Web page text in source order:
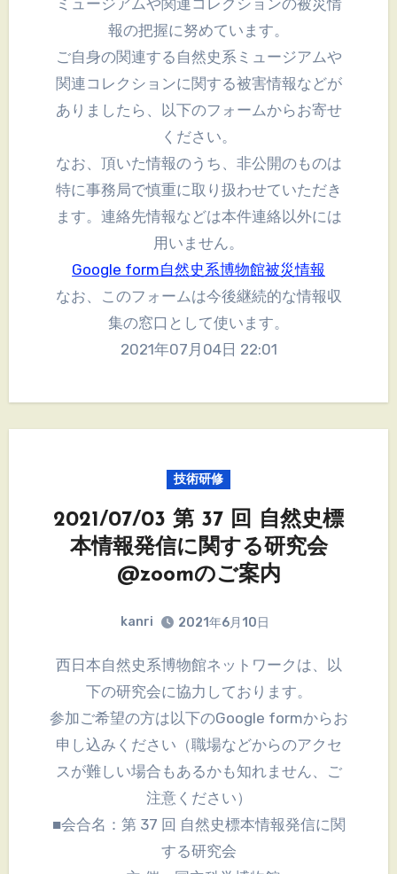
ミュージアムや関連コレクションの被災情
報の把握に努めています。
ご自身の関連する自然史系ミュージアムや
関連コレクションに関する被害情報などが
ありましたら、以下のフォームからお寄せ
ください。
なお、頂いた情報のうち、非公開のものは
特に事務局で慎重に取り扱わせていただき
ます。連絡先情報などは本件連絡以外には
用いません。
Google form自然史系博物館被災情報
なお、このフォームは今後継続的な情報収
集の窓口として使います。
2021年07月04日 22:01
技術研修
2021/07/03 第 37 回 自然史標
本情報発信に関する研究会
@zoomのご案内
kanri 2021年6月10日
西日本自然史系博物館ネットワークは、以
下の研究会に協力しております。
参加ご希望の方は以下のGoogle formからお
申し込みください（職場などからのアクセ
スが難しい場合もあるかも知れません、ご
注意ください）
■会合名：第 37 回 自然史標本情報発信に関
する研究会